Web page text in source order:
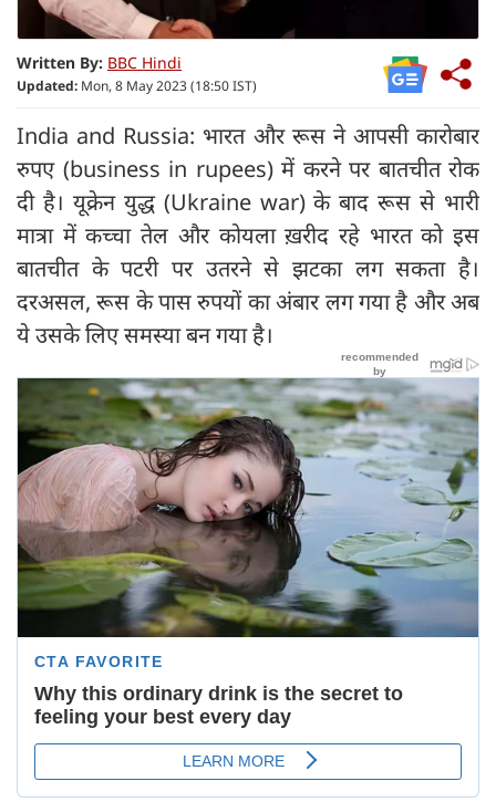
Written By: BBC Hindi
Updated: Mon, 8 May 2023 (18:50 IST)
India and Russia: भारत और रूस ने आपसी कारोबार
रुपए (business in rupees) में करने पर बातचीत रोक
दी है। यूक्रेन युद्ध (Ukraine war) के बाद रूस से भारी
मात्रा में कच्चा तेल और कोयला ख़रीद रहे भारत को इस
बातचीत के पटरी पर उतरने से झटका लग सकता है।
दरअसल, रूस के पास रुपयों का अंबार लग गया है और अब
ये उसके लिए समस्या बन गया है।